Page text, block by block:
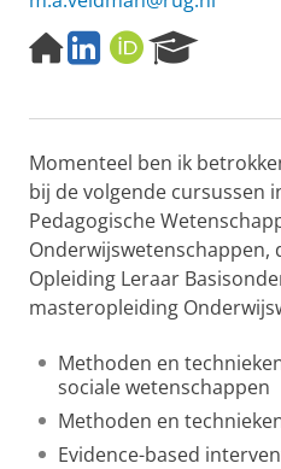
H
o
e
a
g
e
L
i
k
d
I
n
O
R
I
e
r
c
h
P
o
r
t
l
Momenteel ben ik
bij de volgende cursussen
Pedagogische
Onderwijswetenschappen,
Opleiding Leraar
masteropleiding
Methoden en
sociale wetenschappen
Methoden en
Evidence-based